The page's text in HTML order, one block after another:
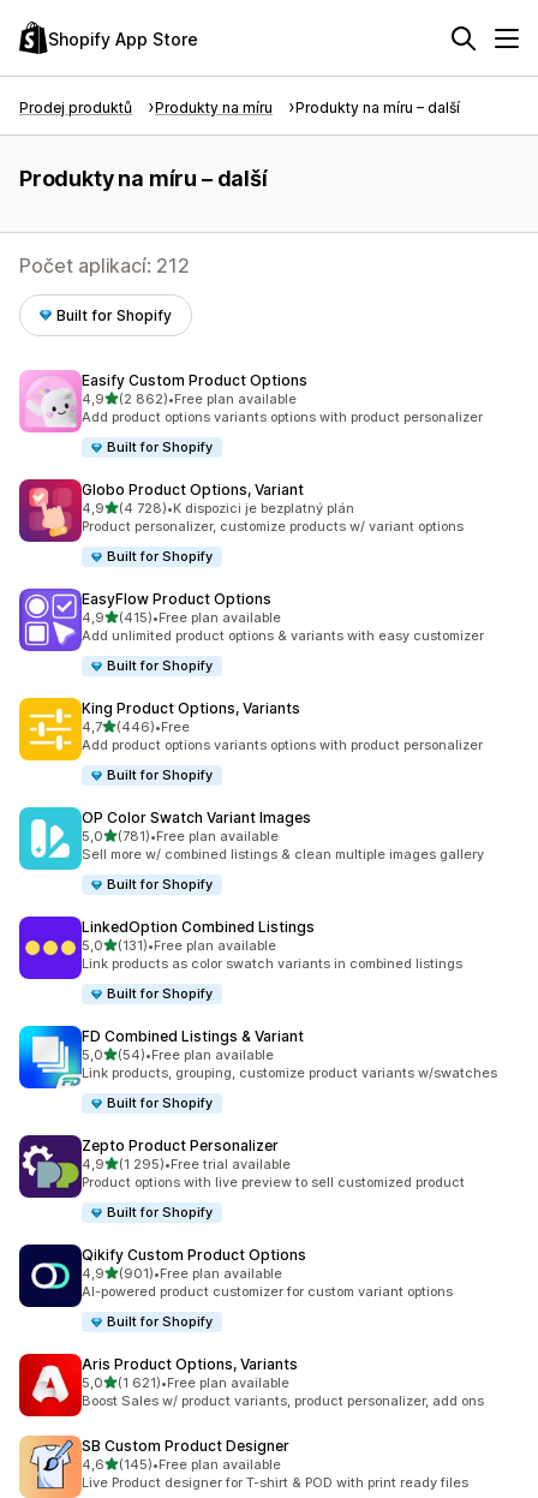
Shopify App Store
Prodej produktů Produkty na míru Produkty na míru – další
Produkty na míru – další
Počet aplikací: 212
Built for Shopify
Easify Custom Product Options
4,9z 5 hvězd
(2 862)
Celkový počet recenzí: 2862
•Free plan available
Add product options variants options with product personalizer
Built for Shopify
Globo Product Options, Variant
4,9z 5 hvězd
(4 728)
Celkový počet recenzí: 4728
•K dispozici je bezplatný plán
Product personalizer, customize products w/ variant options
Built for Shopify
EasyFlow Product Options
4,9z 5 hvězd
(415)
Celkový počet recenzí: 415
•Free plan available
Add unlimited product options & variants with easy customizer
Built for Shopify
King Product Options, Variants
4,7z 5 hvězd
(446)
Celkový počet recenzí: 446
•Free
Add product options variants options with product personalizer
Built for Shopify
OP Color Swatch Variant Images
5,0z 5 hvězd
(781)
Celkový počet recenzí: 781
•Free plan available
Sell more w/ combined listings & clean multiple images gallery
Built for Shopify
LinkedOption Combined Listings
5,0z 5 hvězd
(131)
Celkový počet recenzí: 131
•Free plan available
Link products as color swatch variants in combined listings
Built for Shopify
FD Combined Listings & Variant
5,0z 5 hvězd
(54)
Celkový počet recenzí: 54
•Free plan available
Link products, grouping, customize product variants w/swatches
Built for Shopify
Zepto Product Personalizer
4,9z 5 hvězd
(1 295)
Celkový počet recenzí: 1295
•Free trial available
Product options with live preview to sell customized product
Built for Shopify
Qikify Custom Product Options
4,9z 5 hvězd
(901)
Celkový počet recenzí: 901
•Free plan available
AI-powered product customizer for custom variant options
Built for Shopify
Aris Product Options, Variants
5,0z 5 hvězd
(1 621)
Celkový počet recenzí: 1621
•Free plan available
Boost Sales w/ product variants, product personalizer, add ons
SB Custom Product Designer
4,6z 5 hvězd
(145)
Celkový počet recenzí: 145
•Free plan available
Live Product designer for T-shirt & POD with print ready files